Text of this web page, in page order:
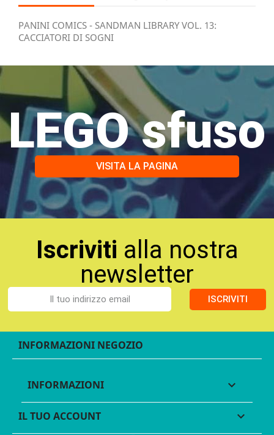
PANINI COMICS - SANDMAN LIBRARY VOL. 13:
CACCIATORI DI SOGNI
LEGO sfuso
VISITA LA PAGINA
Iscriviti alla nostra
newsletter
ISCRIVITI
INFORMAZIONI NEGOZIO
INFORMAZIONI 
IL TUO ACCOUNT 